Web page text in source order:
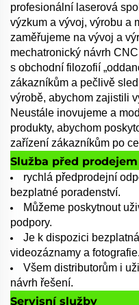
profesionální laserová
výzkum a vývoj, výrobu a
zaměřujeme na vývoj a
mechatronický návrh
s obchodní filozofií
zákazníkům a pečlivě
výrobě, abychom zajistili
Neustále inovujeme a
produkty, abychom
zařízení zákazníkům po
Služba před prodejem
rychlá předprodejní
bezplatné poradenství.
Můžeme poskytnout
podpory.
Je k dispozici
videozáznamy a fotografie.
Všem distributorům i
návrh řešení.
Servisní služby